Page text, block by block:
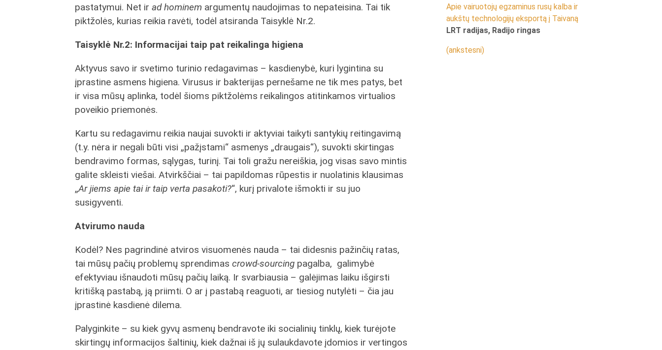
pastatymui. Net ir ad hominem argumentų naudojimas to nepateisina. Tai tik
piktžolės, kurias reikia ravėti, todėl atsiranda Taisyklė Nr.2.
Taisyklė Nr.2: Informacijai taip pat reikalinga higiena
Aktyvus savo ir svetimo turinio redagavimas – kasdienybė, kuri lygintina su
įprastine asmens higiena. Virusus ir bakterijas pernešame ne tik mes patys, bet
ir visa mūsų aplinka, todėl šioms piktžolėms reikalingos atitinkamos virtualios
poveikio priemonės.
Kartu su redagavimu reikia naujai suvokti ir aktyviai taikyti santykių reitingavimą
(t.y. nėra ir negali būti visi „pažįstami“ asmenys „draugais“), suvokti skirtingas
bendravimo formas, sąlygas, turinį. Tai toli gražu nereiškia, jog visas savo mintis
galite skleisti viešai. Atvirkščiai – tai papildomas rūpestis ir nuolatinis klausimas
„Ar jiems apie tai ir taip verta pasakoti?“, kurį privalote išmokti ir su juo
susigyventi.
Atvirumo nauda
Kodėl? Nes pagrindinė atviros visuomenės nauda – tai didesnis pažinčių ratas,
tai mūsų pačių problemų sprendimas crowd-sourcing pagalba, galimybė
efektyviau išnaudoti mūsų pačių laiką. Ir svarbiausia – galėjimas laiku išgirsti
kritišką pastabą, ją priimti. O ar į pastabą reaguoti, ar tiesiog nutylėti – čia jau
įprastinė kasdienė dilema.
Palyginkite – su kiek gyvų asmenų bendravote iki socialinių tinklų, kiek turėjote
skirtingų informacijos šaltinių, kiek dažnai iš jų sulaukdavote įdomios ir vertingos
Apie vairuotojų egzaminus rusų kalba ir
aukštų technologijų eksportą į Taivaną
LRT radijas, Radijo ringas
(ankstesni)